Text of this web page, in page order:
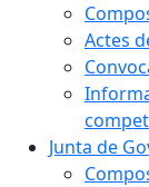
Actes
Junta de